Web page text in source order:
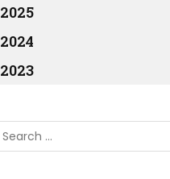
2025
2024
2023